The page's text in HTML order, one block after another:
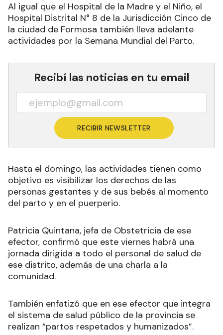
Al igual que el Hospital de la Madre y el Niño, el
Hospital Distrital N° 8 de la Jurisdicción Cinco de
la ciudad de Formosa también lleva adelante
actividades por la Semana Mundial del Parto.
Recibí las noticias en tu email
RECIBIR NEWSLETTER
Hasta el domingo, las actividades tienen como
objetivo es visibilizar los derechos de las
personas gestantes y de sus bebés al momento
del parto y en el puerperio.
Patricia Quintana, jefa de Obstetricia de ese
efector, confirmó que este viernes habrá una
jornada dirigida a todo el personal de salud de
ese distrito, además de una charla a la
comunidad.
También enfatizó que en ese efector que integra
el sistema de salud público de la provincia se
realizan “partos respetados y humanizados”.